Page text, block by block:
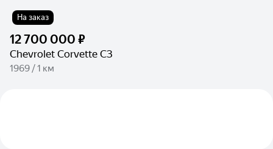
На заказ
12 700 000 ₽
Chevrolet Corvette C3
1969 / 1 км